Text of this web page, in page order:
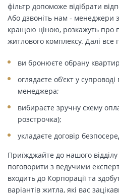
фільтр допоможе відібрати
Або дзвоніть нам - менеджери
кращою ціною, розкажуть про
житлового комплексу. Далі все
ви бронюєте обрану
оглядаєте об'єкт у
менеджера;
вибираєте зручну схему
розстрочка);
укладаєте договір
Приїжджайте до нашого
поговорити з ведучими
входить до Корпорації та
варіантів житла, які вас